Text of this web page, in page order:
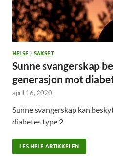
HELSE / SAKSET
Sunne svangerskap
generasjon mot
april 16, 2020
Sunne svangerskap kan
diabetes type 2.
LES HELE ARTIKKELEN